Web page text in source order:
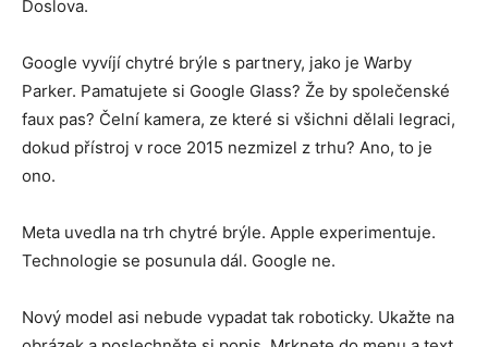
Doslova.
Google vyvíjí chytré brýle s partnery, jako je Warby
Parker. Pamatujete si Google Glass? Že by společenské
faux pas? Čelní kamera, ze které si všichni dělali legraci,
dokud přístroj v roce 2015 nezmizel z trhu? Ano, to je
ono.
Meta uvedla na trh chytré brýle. Apple experimentuje.
Technologie se posunula dál. Google ne.
Nový model asi nebude vypadat tak roboticky. Ukažte na